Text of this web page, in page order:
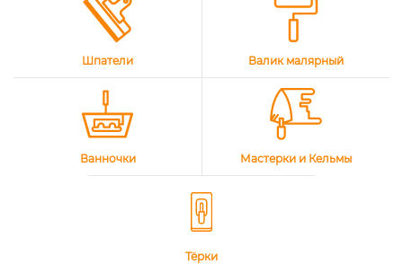
Шпатели Валик малярный
Ванночки Мастерки и Кельмы
Тёрки